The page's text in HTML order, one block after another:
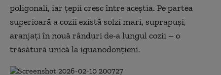
poligonali, iar țepii cresc între aceștia. Pe partea
superioară a cozii există solzi mari, suprapuşi,
aranjați în nouă rânduri de-a lungul cozii – o
trăsătură unică la iguanodonțieni.